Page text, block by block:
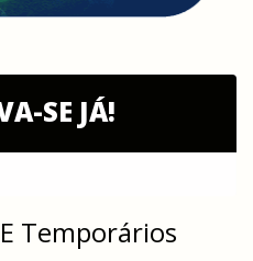
SE JÁ!
Temporários